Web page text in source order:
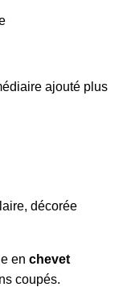
ajouté plus
décorée
en chevet
coupés.